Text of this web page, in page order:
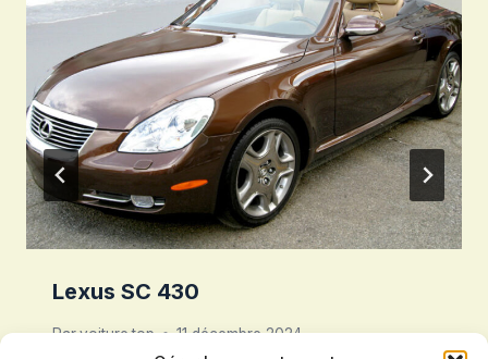
Lexus SC 430
Parvoiture.top 11 décembre 2024